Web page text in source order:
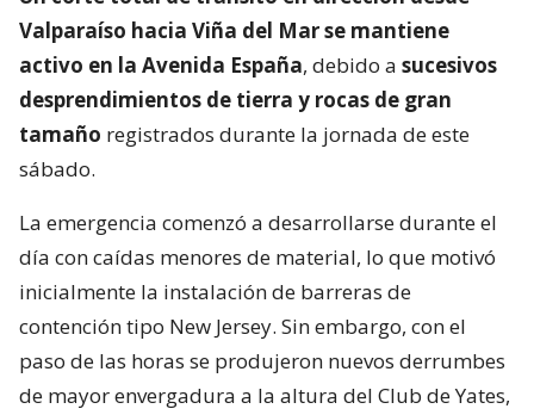
Valparaíso hacia Viña del Mar se mantiene
activo en la Avenida España, debido a sucesivos
desprendimientos de tierra y rocas de gran
tamaño registrados durante la jornada de este
sábado.
La emergencia comenzó a desarrollarse durante el
día con caídas menores de material, lo que motivó
inicialmente la instalación de barreras de
contención tipo New Jersey. Sin embargo, con el
paso de las horas se produjeron nuevos derrumbes
de mayor envergadura a la altura del Club de Yates,